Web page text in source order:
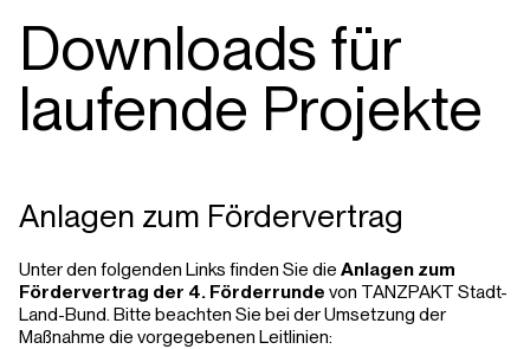
i
n
g
s
u
l
e
e
n
Downloads für
laufende Projekte
Anlagen zum Fördervertrag
Unter den folgenden Links finden Sie die Anlagen zum
Fördervertrag der 4. Förderrunde von TANZPAKT Stadt-
Land-Bund. Bitte beachten Sie bei der Umsetzung der
Maßnahme die vorgegebenen Leitlinien: